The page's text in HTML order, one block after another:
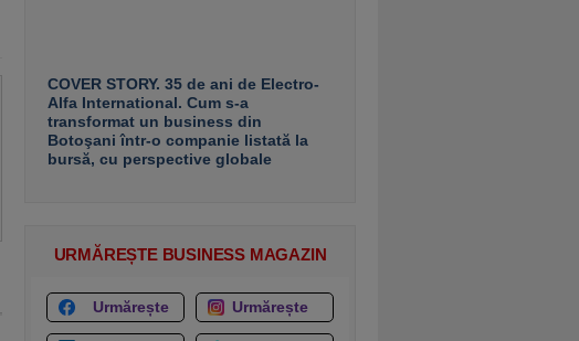
COVER STORY. 35 de ani de Electro-
Alfa International. Cum s-a
transformat un business din
Botoşani într-o companie listată la
bursă, cu perspective globale
URMĂREȘTE BUSINESS MAGAZIN
Urmărește Urmărește